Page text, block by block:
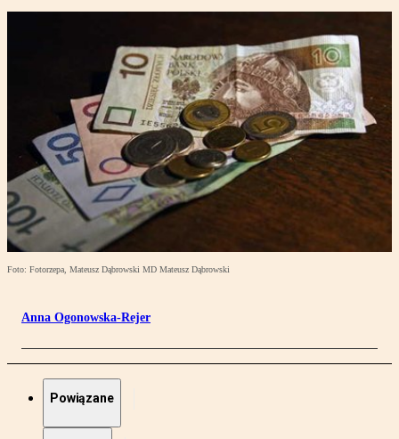
Foto: Fotorzepa, Mateusz Dąbrowski MD Mateusz Dąbrowski
Anna Ogonowska-Rejer
Powiązane